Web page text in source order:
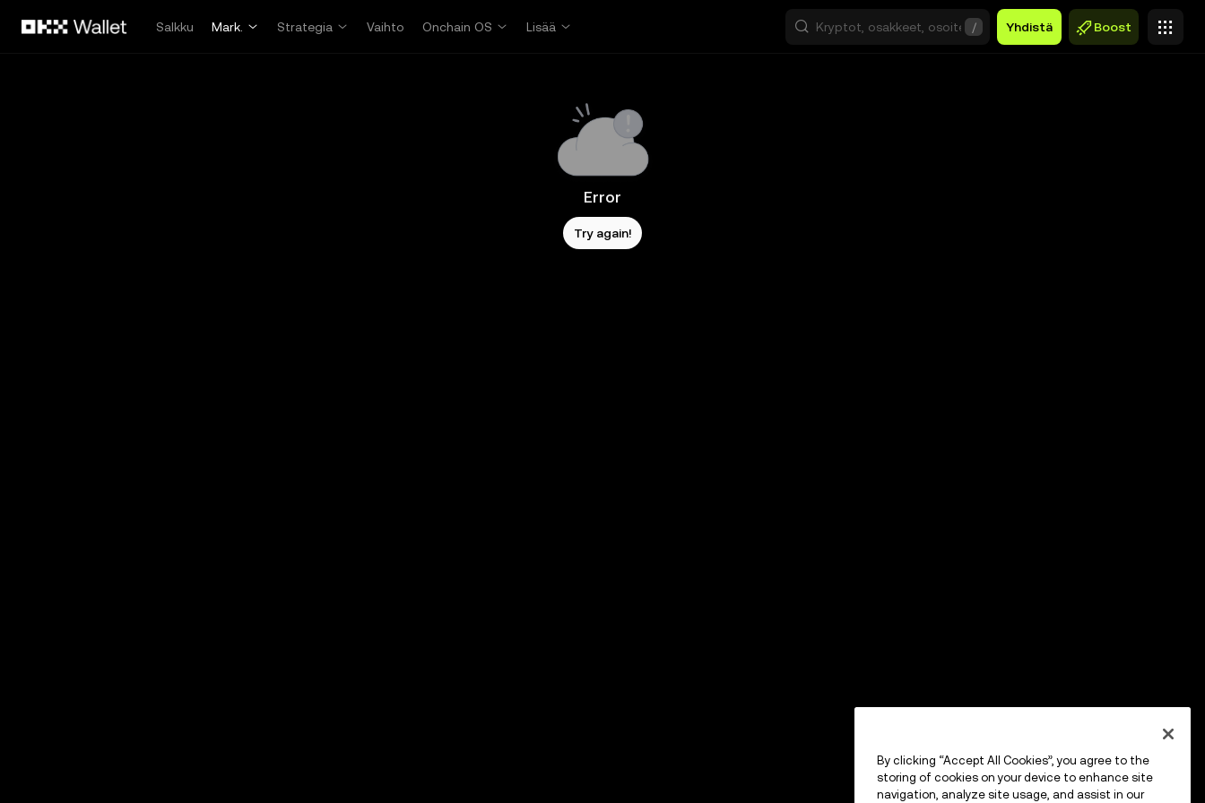
Salkku
Mark. Strategia Vaihto Onchain OS Lisää / Yhdistä Boost
Error
Try again!
By clicking “Accept All Cookies”, you agree to the
storing of cookies on your device to enhance site
navigation, analyze site usage, and assist in our